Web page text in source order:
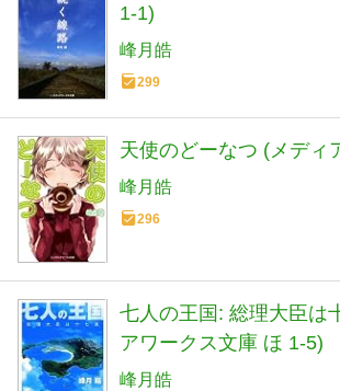
1-1)
峰月皓
299
天使のどーなつ (メディ
峰月皓
296
七人の王国: 総理大臣は
アワークス文庫 ほ 1-5)
峰月皓